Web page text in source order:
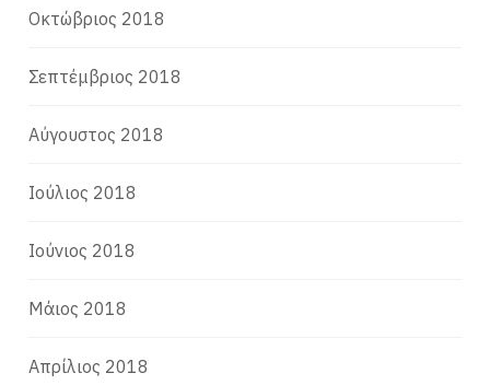
Οκτώβριος 2018
Σεπτέμβριος 2018
Αύγουστος 2018
Ιούλιος 2018
Ιούνιος 2018
Μάιος 2018
Απρίλιος 2018